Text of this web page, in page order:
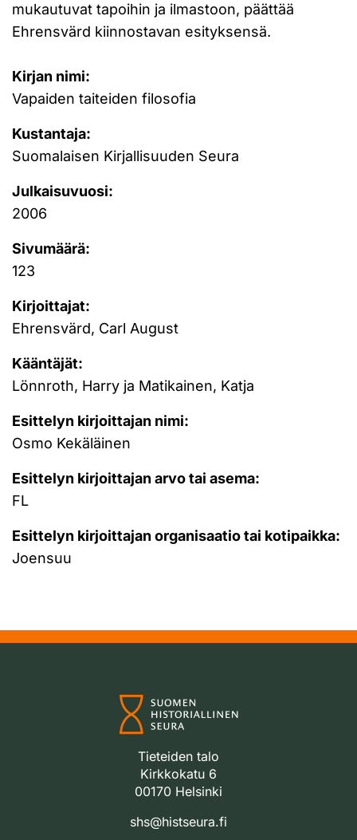
mukautuvat tapoihin ja ilmastoon, päättää
Ehrensvärd kiinnostavan esityksensä.
Kirjan nimi:
Vapaiden taiteiden filosofia
Kustantaja:
Suomalaisen Kirjallisuuden Seura
Julkaisuvuosi:
2006
Sivumäärä:
123
Kirjoittajat:
Ehrensvärd, Carl August
Kääntäjät:
Lönnroth, Harry ja Matikainen, Katja
Esittelyn kirjoittajan nimi:
Osmo Kekäläinen
Esittelyn kirjoittajan arvo tai asema:
FL
Esittelyn kirjoittajan organisaatio tai kotipaikka:
Joensuu
Tieteiden talo
Kirkkokatu 6
00170 Helsinki
shs@histseura.fi